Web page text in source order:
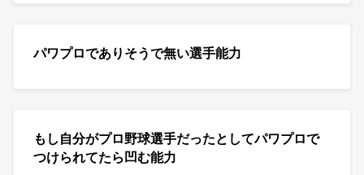
パワプロでありそうで無い選手能力
もし自分がプロ野球選手だったとしてパワプロで
つけられてたら凹む能力